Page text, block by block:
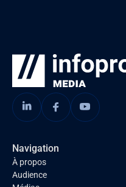
Navigation
À propos
Audience